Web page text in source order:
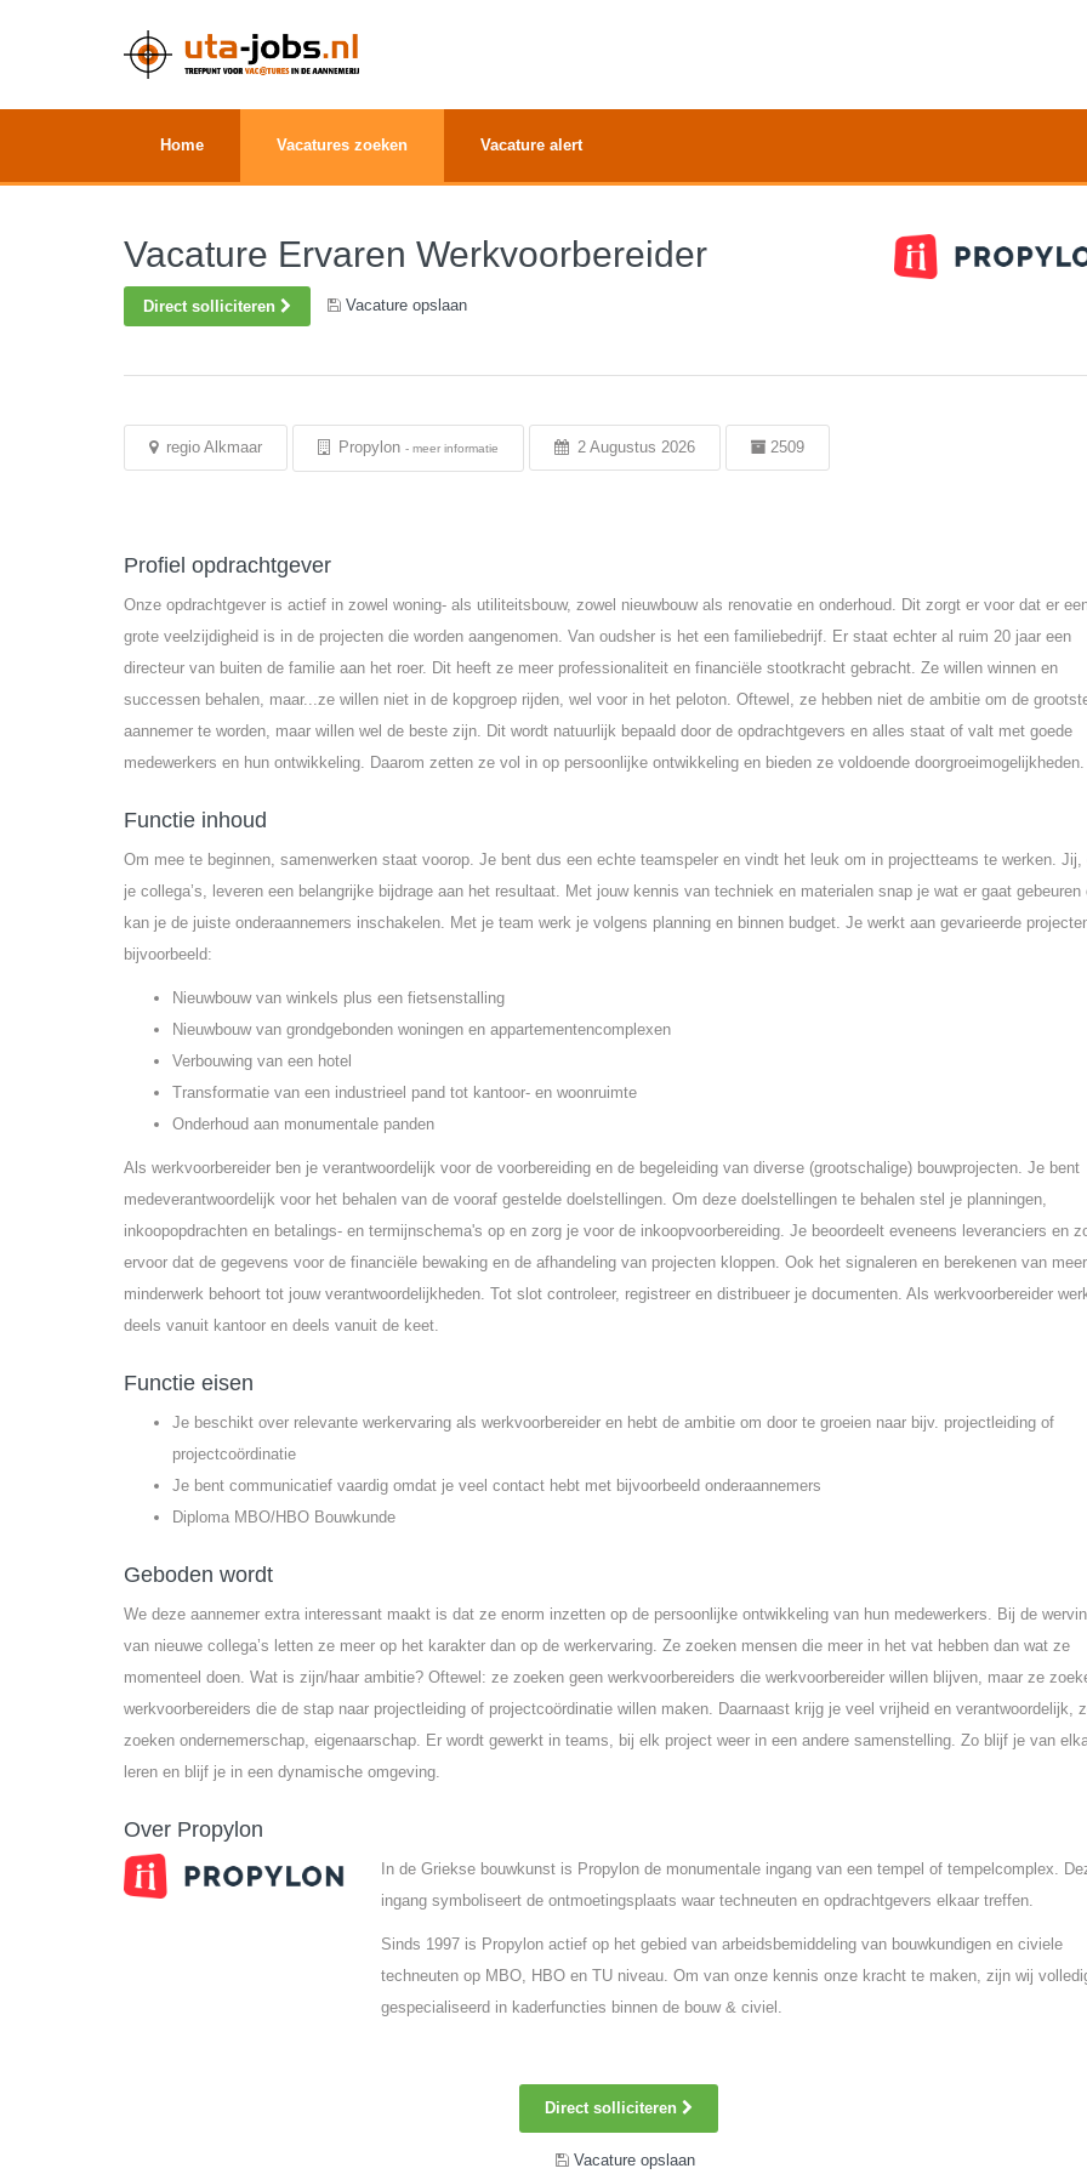
Home Vacatures zoeken Vacature alert
Vacature Ervaren Werkvoorbereider
Direct solliciteren Vacature opslaan
regio Alkmaar Propylon - meer informatie 2 Augustus 2026 2509
Profiel opdrachtgever
Onze opdrachtgever is actief in zowel woning- als utiliteitsbouw, zowel nieuwbouw als renovatie en onderhoud. Dit zorgt er voor dat er
grote veelzijdigheid is in de projecten die worden aangenomen. Van oudsher is het een familiebedrijf. Er staat echter al ruim 20 jaar een
directeur van buiten de familie aan het roer. Dit heeft ze meer professionaliteit en financiële stootkracht gebracht. Ze willen winnen en
successen behalen, maar...ze willen niet in de kopgroep rijden, wel voor in het peloton. Oftewel, ze hebben niet de ambitie om de
aannemer te worden, maar willen wel de beste zijn. Dit wordt natuurlijk bepaald door de opdrachtgevers en alles staat of valt met goede
medewerkers en hun ontwikkeling. Daarom zetten ze vol in op persoonlijke ontwikkeling en bieden ze voldoende doorgroeimogelijkheden.
Functie inhoud
Om mee te beginnen, samenwerken staat voorop. Je bent dus een echte teamspeler en vindt het leuk om in projectteams te werken. Jij,
je collega’s, leveren een belangrijke bijdrage aan het resultaat. Met jouw kennis van techniek en materialen snap je wat er gaat gebeuren
kan je de juiste onderaannemers inschakelen. Met je team werk je volgens planning en binnen budget. Je werkt aan gevarieerde
bijvoorbeeld:
Nieuwbouw van winkels plus een fietsenstalling
Nieuwbouw van grondgebonden woningen en appartementencomplexen
Verbouwing van een hotel
Transformatie van een industrieel pand tot kantoor- en woonruimte
Onderhoud aan monumentale panden
Als werkvoorbereider ben je verantwoordelijk voor de voorbereiding en de begeleiding van diverse (grootschalige) bouwprojecten. Je bent
medeverantwoordelijk voor het behalen van de vooraf gestelde doelstellingen. Om deze doelstellingen te behalen stel je planningen,
inkoopopdrachten en betalings- en termijnschema's op en zorg je voor de inkoopvoorbereiding. Je beoordeelt eveneens leveranciers en
ervoor dat de gegevens voor de financiële bewaking en de afhandeling van projecten kloppen. Ook het signaleren en berekenen van
minderwerk behoort tot jouw verantwoordelijkheden. Tot slot controleer, registreer en distribueer je documenten. Als werkvoorbereider
deels vanuit kantoor en deels vanuit de keet.
Functie eisen
Je beschikt over relevante werkervaring als werkvoorbereider en hebt de ambitie om door te groeien naar bijv. projectleiding of
projectcoördinatie
Je bent communicatief vaardig omdat je veel contact hebt met bijvoorbeeld onderaannemers
Diploma MBO/HBO Bouwkunde
Geboden wordt
We deze aannemer extra interessant maakt is dat ze enorm inzetten op de persoonlijke ontwikkeling van hun medewerkers. Bij de
van nieuwe collega’s letten ze meer op het karakter dan op de werkervaring. Ze zoeken mensen die meer in het vat hebben dan wat ze
momenteel doen. Wat is zijn/haar ambitie? Oftewel: ze zoeken geen werkvoorbereiders die werkvoorbereider willen blijven, maar ze
werkvoorbereiders die de stap naar projectleiding of projectcoördinatie willen maken. Daarnaast krijg je veel vrijheid en verantwoordelijk,
zoeken ondernemerschap, eigenaarschap. Er wordt gewerkt in teams, bij elk project weer in een andere samenstelling. Zo blijf je van
leren en blijf je in een dynamische omgeving.
Over Propylon
In de Griekse bouwkunst is Propylon de monumentale ingang van een tempel of tempelcomplex.
ingang symboliseert de ontmoetingsplaats waar techneuten en opdrachtgevers elkaar treffen.
Sinds 1997 is Propylon actief op het gebied van arbeidsbemiddeling van bouwkundigen en civiele
techneuten op MBO, HBO en TU niveau. Om van onze kennis onze kracht te maken, zijn wij
gespecialiseerd in kaderfuncties binnen de bouw & civiel.
Direct solliciteren
Vacature opslaan